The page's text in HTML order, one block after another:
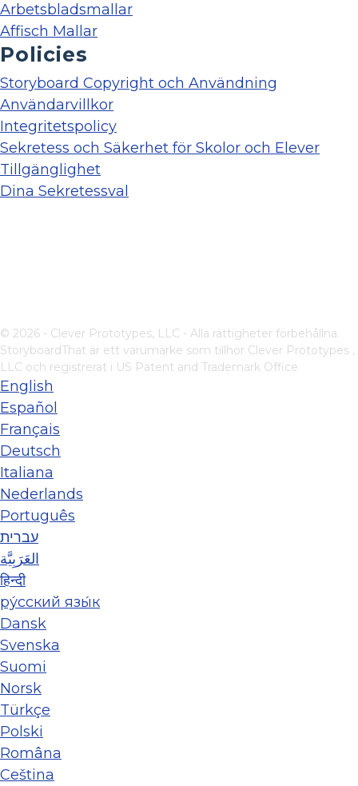
Arbetsbladsmallar
Affisch Mallar
Policies
Storyboard Copyright och Användning
Användarvillkor
Integritetspolicy
Sekretess och Säkerhet för Skolor och Elever
Tillgänglighet
Dina Sekretessval
© 2026 - Clever Prototypes, LLC - Alla rättigheter förbehållna.
StoryboardThat är ett varumärke som tillhör Clever Prototypes ,
LLC och registrerat i US Patent and Trademark Office
English
Español
Français
Deutsch
Italiana
Nederlands
Português
עברית
العَرَبِيَّة
हिन्दी
ру́сский язы́к
Dansk
Svenska
Suomi
Norsk
Türkçe
Polski
Româna
Ceština